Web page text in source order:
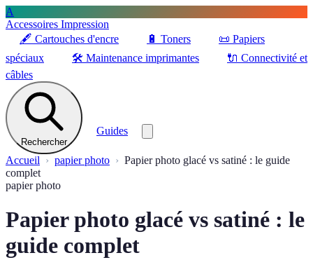
A
Accessoires Impression
🖋️ Cartouches d'encre 🔋 Toners 📜 Papiers
spéciaux
🛠️ Maintenance imprimantes 🔌 Connectivité et
câbles
Rechercher
Guides
Accueil papier photo
Papier photo glacé vs satiné : le guide
complet
papier photo
Papier photo glacé vs satiné : le
guide complet